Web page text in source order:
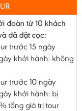
đoàn từ 10 khách
đã đặt cọc:
trước 15 ngày
khởi hành: không
trước 10 ngày
khởi hành: bị
tổng giá trị tour